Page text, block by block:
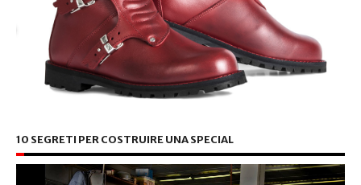
10 SEGRETI PER COSTRUIRE UNA SPECIAL